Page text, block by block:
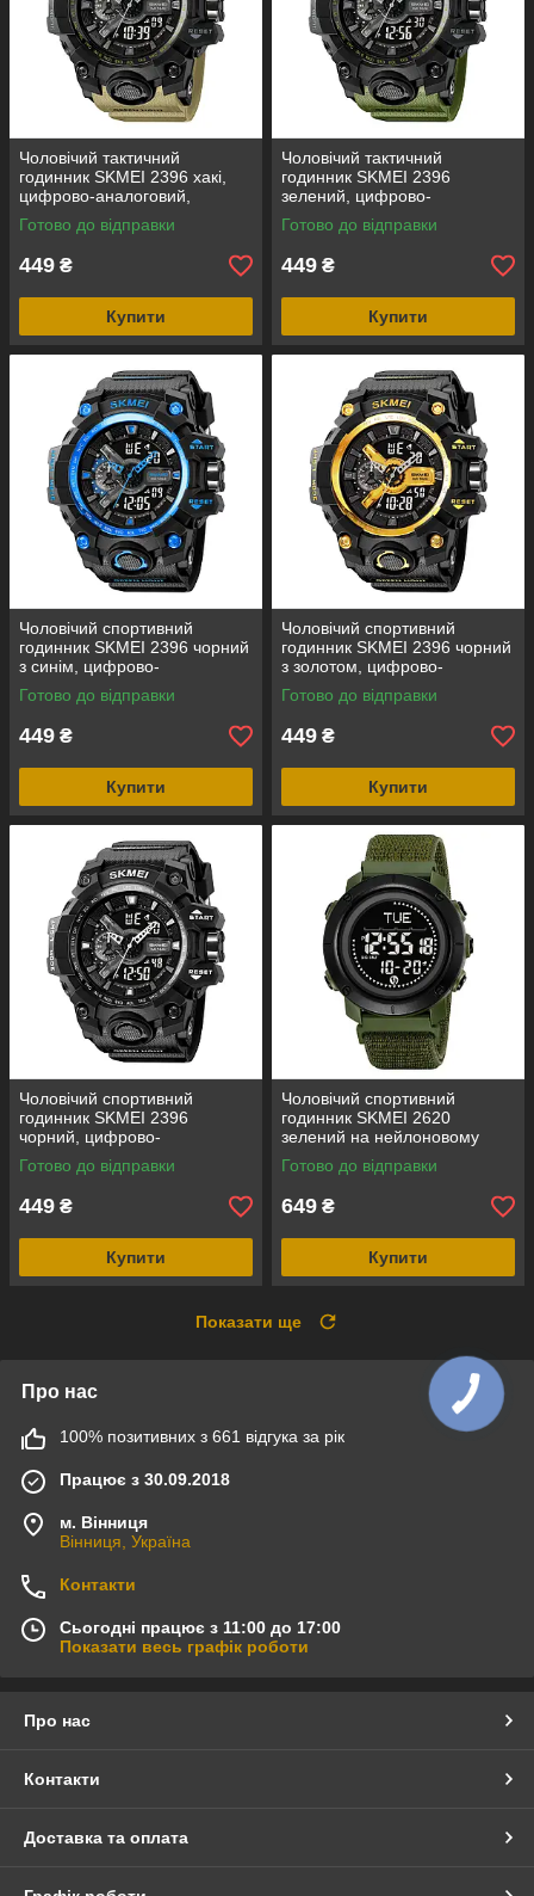
Чоловічий тактичний
годинник SKMEI 2396 хакі,
цифрово-аналоговий,
водозахист 5 ATM
Готово до відправки
449 ₴
Купити
Чоловічий тактичний
годинник SKMEI 2396
зелений, цифрово-
аналоговий, водозахист 5
ATM
Готово до відправки
449 ₴
Купити
Чоловічий спортивний
годинник SKMEI 2396 чорний
з синім, цифрово-
аналоговий, водозахист 5
ATM
Готово до відправки
449 ₴
Купити
Чоловічий спортивний
годинник SKMEI 2396 чорний
з золотом, цифрово-
аналоговий, водозахист 5
ATM
Готово до відправки
449 ₴
Купити
Чоловічий спортивний
годинник SKMEI 2396
чорний, цифрово-
аналоговий, водозахист 5
ATM
Готово до відправки
449 ₴
Купити
Чоловічий спортивний
годинник SKMEI 2620
зелений на нейлоновому
ремінці з липучкою,
електронним компасом і
крокоміром
Готово до відправки
649 ₴
Купити
Показати ще
Про нас
100% позитивних з 661 відгука за рік
Працює з 30.09.2018
м. Вінниця
Вінниця, Україна
Контакти
Сьогодні працює з 11:00 до 17:00
Показати весь графік роботи
Про нас
Контакти
Доставка та оплата